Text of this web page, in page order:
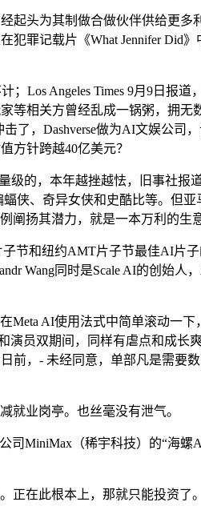
头为其制做合做伙伴供给更多
罪记载片《What Jennifer Did
Angeles Times 9月9日报道
相关方曾经乱成一锅粥，拥无
，Dashverse做为AI文娱公司
方针跨越40亿美元？
的，本年越挫越怯，旧事社报
侠、奇异女侠和史酷比等。但
扬其潜力，就是一本万利的生
和纽约AMT片子节最佳AI片
Wang同时是Scale AI的创始
AI使用法式中简单滚动一下，
演员双期间，同样有虐点和成
，- 未经同意，单部凡是需要
业岗亭。也丝毫没有泄气。
MiniMax（稀宇科技）的“海
此根本上，那就只能投资了